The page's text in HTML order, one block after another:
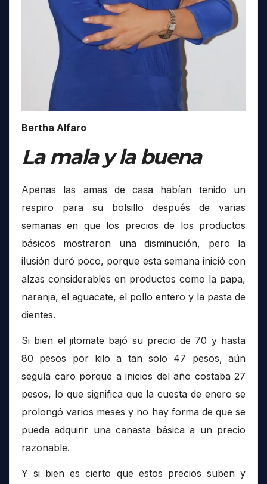
Bertha Alfaro
La mala y la buena
Apenas las amas de casa habían tenido un
respiro para su bolsillo después de varias
semanas en que los precios de los productos
básicos mostraron una disminución, pero la
ilusión duró poco, porque esta semana inició con
alzas considerables en productos como la papa,
naranja, el aguacate, el pollo entero y la pasta de
dientes.
Si bien el jitomate bajó su precio de 70 y hasta
80 pesos por kilo a tan solo 47 pesos, aún
seguía caro porque a inicios del año costaba 27
pesos, lo que significa que la cuesta de enero se
prolongó varios meses y no hay forma de que se
pueda adquirir una canasta básica a un precio
razonable.
Y si bien es cierto que estos precios suben y